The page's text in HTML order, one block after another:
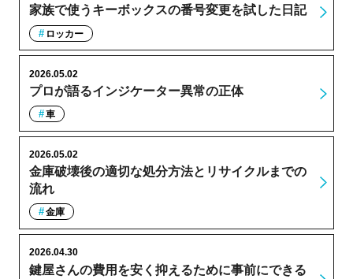
家族で使うキーボックスの番号変更を試した日記
ロッカー
プロが語るインジケーター異常の正体
2026.05.02
車
金庫破壊後の適切な処分方法とリサイクルまでの
流れ
2026.05.02
金庫
鍵屋さんの費用を安く抑えるために事前にできる
2026.04.30